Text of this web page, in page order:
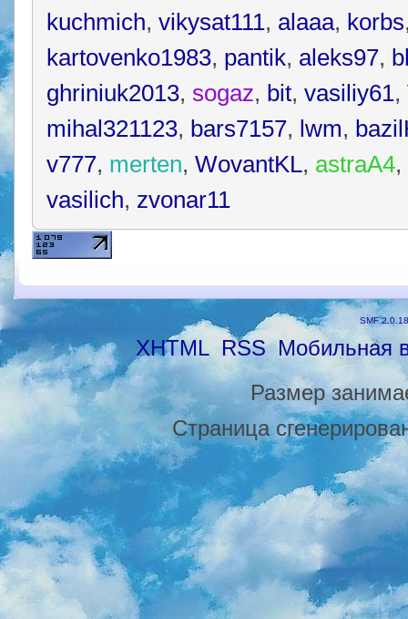
kuchmich, vikysat111 , alaaa, korbs
kartovenko1983, pantik, aleks97,
ghriniuk2013, sogaz, bit, vasiliy61 ,
mihal321123, bars7157, lwm,
v777, merten, WovantKL , astraA4,
vasilich, zvonar11
SMF 2.0.18
XHTML RSS Мобильная
Размер
Страница